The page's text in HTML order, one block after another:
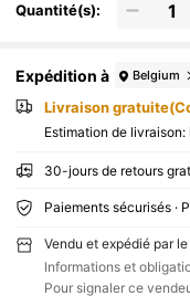
Quantité(s):
Expédition à Belgium
Livraison
Estimation de livraison:
30-jours de retours
Paiements sécurisés ·
Vendu et expédié par
Informations et
Pour signaler ce